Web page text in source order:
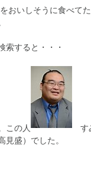
おいしそうに食べて
索すると・・・
この人
す
見盛）でした。